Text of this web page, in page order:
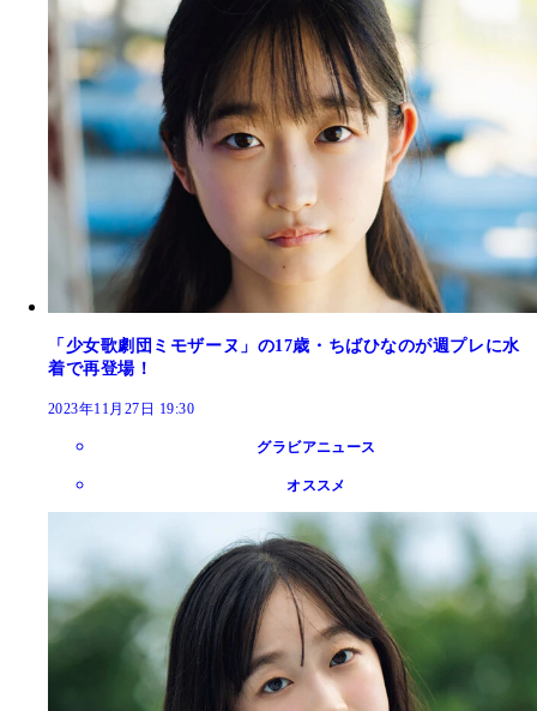
「少女歌劇団ミモザーヌ」の17歳・ちばひなのが週プレに水
着で再登場！
2023年11月27日 19:30
グラビアニュース
オススメ